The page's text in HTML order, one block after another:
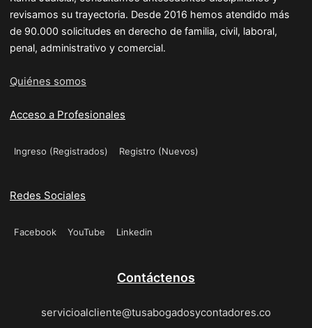
revisamos su trayectoria. Desde 2016 hemos atendido más
de 90.000 solicitudes en derecho de familia, civil, laboral,
penal, administrativo y comercial.
Quiénes somos
Acceso a Profesionales
Ingreso (Registrados) Registro (Nuevos)
Redes Sociales
Facebook YouTube Linkedin
Contáctenos
servicioalcliente@tusabogadosycontadores.co